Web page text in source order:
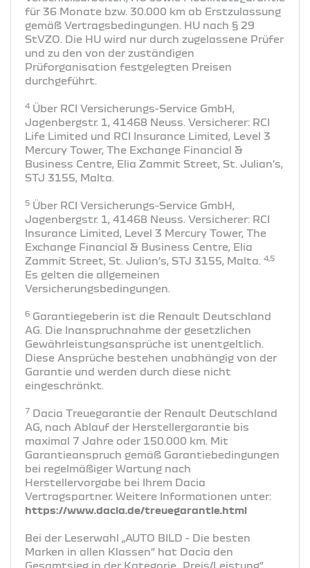
für 36 Monate bzw. 30.000 km ab Erstzulassung
gemäß Vertragsbedingungen. HU nach § 29
StVZO. Die HU wird nur durch zugelassene Prüfer
und zu den von der zuständigen
Prüforganisation festgelegten Preisen
durchgeführt.
4 Über RCI Versicherungs-Service GmbH,
Jagenbergstr. 1, 41468 Neuss. Versicherer: RCI
Life Limited und RCI Insurance Limited, Level 3
Mercury Tower, The Exchange Financial &
Business Centre, Elia Zammit Street, St. Julian’s,
STJ 3155, Malta.
5 Über RCI Versicherungs-Service GmbH,
Jagenbergstr. 1, 41468 Neuss. Versicherer: RCI
Insurance Limited, Level 3 Mercury Tower, The
Exchange Financial & Business Centre, Elia
Zammit Street, St. Julian’s, STJ 3155, Malta.
4,5
Es gelten die allgemeinen
Versicherungsbedingungen.
6 Garantiegeberin ist die Renault Deutschland
AG. Die Inanspruchnahme der gesetzlichen
Gewährleistungsansprüche ist unentgeltlich.
Diese Ansprüche bestehen unabhängig von der
Garantie und werden durch diese nicht
eingeschränkt.
7 Dacia Treuegarantie der Renault Deutschland
AG, nach Ablauf der Herstellergarantie bis
maximal 7 Jahre oder 150.000 km. Mit
Garantieanspruch gemäß Garantiebedingungen
bei regelmäßiger Wartung nach
Herstellervorgabe bei Ihrem Dacia
Vertragspartner. Weitere Informationen unter:
https://www.dacia.de/treuegarantie.html
Bei der Leserwahl „AUTO BILD - Die besten
Marken in allen Klassen“ hat Dacia den
Gesamtsieg in der Kategorie „Preis/Leistung“